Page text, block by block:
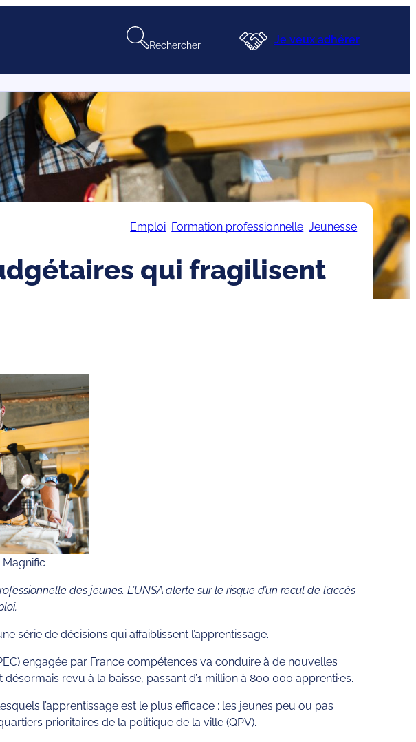
Rechercher Je veux adhérer
Emploi Formation professionnelle Jeunesse
qui fragilisent
des jeunes. L’UNSA alerte sur le risque d’un recul de l’accès
série de décisions qui affaiblissent l’apprentissage.
engagée par France compétences va conduire à de nouvelles
revu à la baisse, passant d’1 million à 800 000 apprenti·es.
l’apprentissage est le plus efficace : les jeunes peu ou pas
prioritaires de la politique de la ville (QPV).